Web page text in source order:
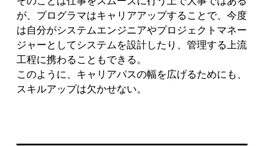
が、プログラマはキャリアアップすることで、今度
は自分がシステムエンジニアやプロジェクトマネー
ジャーとしてシステムを設計したり、管理する上流
工程に携わることもできる。
このように、キャリアパスの幅を広げるためにも、
スキルアップは欠かせない。